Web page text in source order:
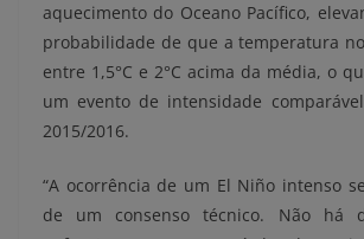
aquecimento do Oceano Pacífico,
probabilidade de que a temperatura
entre 1,5°C e 2°C acima da média, o
um evento de intensidade
2015/2016.
“A ocorrência de um El Niño intenso
de um consenso técnico. Não há